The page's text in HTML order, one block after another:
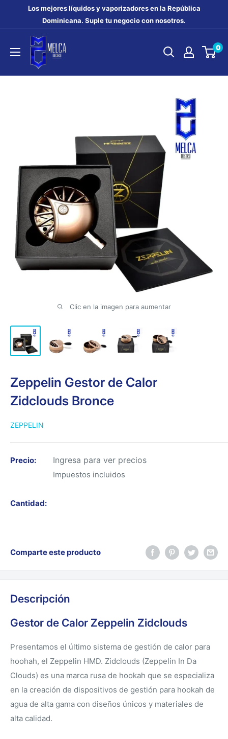
directamente
contenido
Los mejores líquidos y vaporizadores en la República
Dominicana. Suple tu negocio con nosotros.
MELCA
DISTRO
0
Clic en la imagen para aumentar
Zeppelin Gestor de Calor
Zidclouds Bronce
ZEPPELIN
Precio: Ingresa para ver precios
Impuestos incluidos
Cantidad:
Comparte este producto
Descripción
Gestor de Calor Zeppelin Zidclouds
Presentamos el último sistema de gestión de calor para
hoohah, el Zeppelin HMD. Zidclouds (Zeppelin In Da
Clouds) es una marca rusa de hookah que se especializa
en la creación de dispositivos de gestión para hookah de
agua de alta gama con diseños únicos y materiales de
alta calidad.